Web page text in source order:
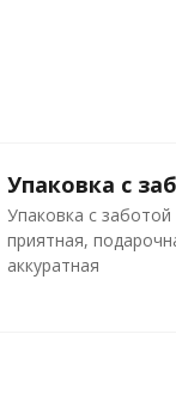
Упаковка с
Упаковка с
приятная,
аккуратная